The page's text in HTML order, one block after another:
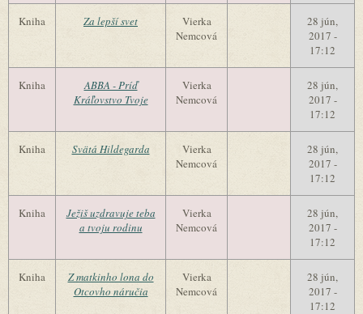
Kniha Za lepší svet
Vierka
Nemcová
28 jún,
2017 -
17:12
Kniha
ABBA - Príď
Kráľovstvo Tvoje
Vierka
Nemcová
28 jún,
2017 -
17:12
Kniha Svätá Hildegarda
Vierka
Nemcová
28 jún,
2017 -
17:12
Kniha
Ježiš uzdravuje teba
a tvoju rodinu
Vierka
Nemcová
28 jún,
2017 -
17:12
Kniha
Z matkinho lona do
Otcovho náručia
Vierka
Nemcová
28 jún,
2017 -
17:12